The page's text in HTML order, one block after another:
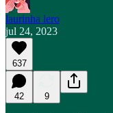
laurinha lero
jul 24, 2023
637
42 9